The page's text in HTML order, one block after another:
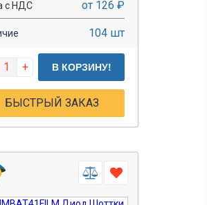
с НДС от 126 ₽
104 шт
+ В КОРЗИНУ!
БЫСТРЫЙ ЗАКАЗ